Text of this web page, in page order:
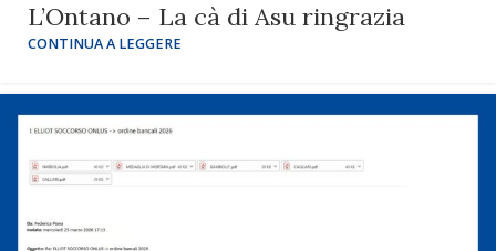
L’Ontano – La cà di Asu ringrazia
CONTINUA A LEGGERE